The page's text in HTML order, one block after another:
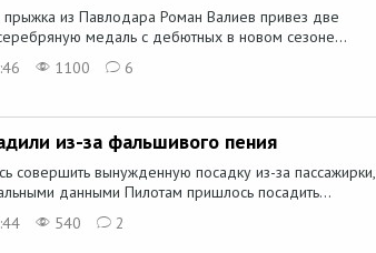
прыжка из Павлодара Роман Валиев привез две
медаль с дебютных в новом сезоне...
1100 6
из-за фальшивого пения
совершить вынужденную посадку из-за пассажирки,
данными Пилотам пришлось посадить...
540 2